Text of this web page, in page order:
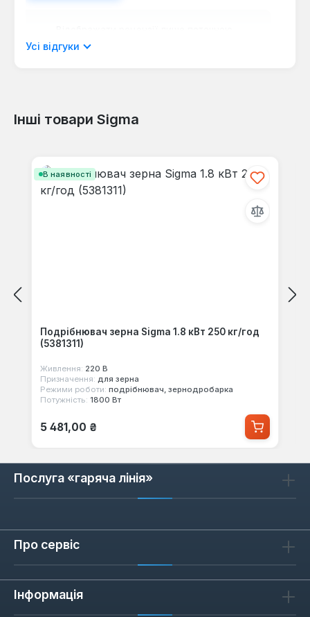
мовою.
Відгуків не знайдено. Поділіться
Усі відгуки
Інші товари Sigma
В наявності
Подрібнювач зерна Sigma 1.8 кВт 250 кг/год
(5381311)
Живлення: 220 В
Призначення: для зерна
Режими роботи: подрібнювач, зернодробарка
Потужність: 1800 Вт
Звичайна ціна:
5 481,00 ₴
Послуга «гаряча лінія»
Про сервіс
Інформація